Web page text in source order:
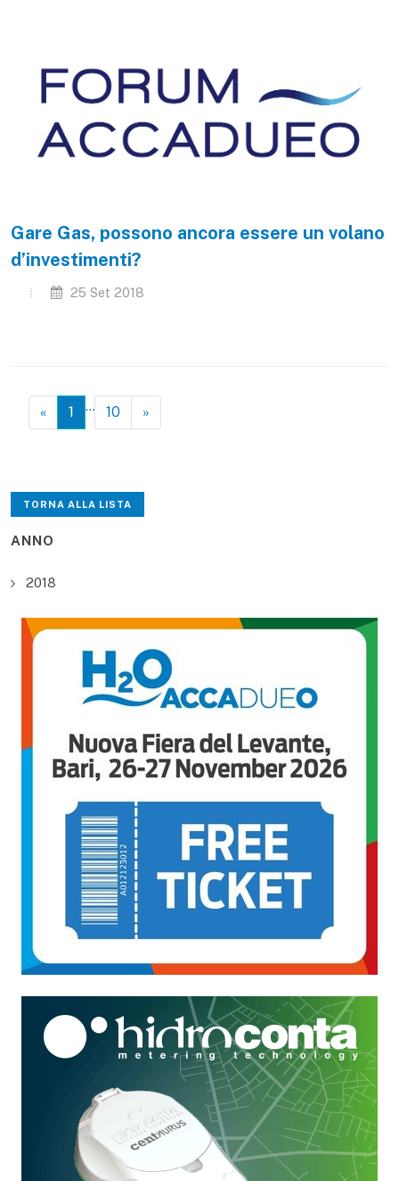
Gare Gas, possono ancora essere un volano
d’investimenti?
25 Set 2018
« 1 … 10 »
TORNA ALLA LISTA
ANNO
2018